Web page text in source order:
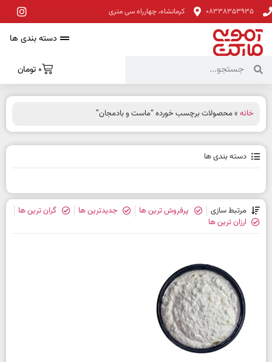
08338353935 کرمانشاه، چهارراه سی متری
دسته بندی ها
0 تومان
خانه » محصولات برچسب خورده “ماست و بادمجان”
دسته بندی ها
مرتبط سازی پرفروش ترین ها جدیدترین ها
گران ترین ها
ارزان ترین ها